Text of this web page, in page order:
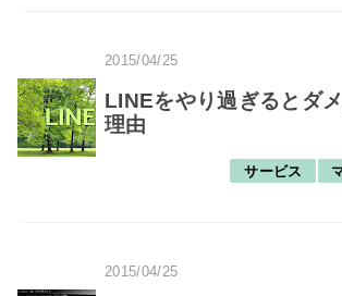
2015/04/25
LINEをやり過ぎるとダ
理由
サービス
2015/04/25